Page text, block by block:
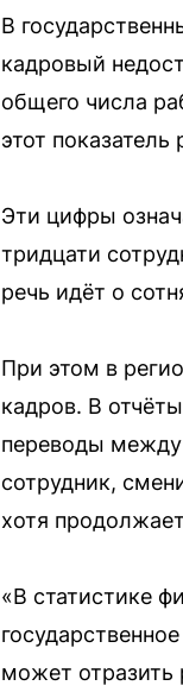
В
кадровый
общего числа
этот показатель
Эти цифры
тридцати
речь идёт о
При этом в
кадров. В
переводы
сотрудник,
хотя
«В статистике
может отразить